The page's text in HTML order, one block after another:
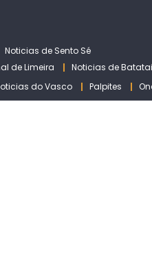
Noticias de Sento Sé
de Limeira Noticias de
do Vasco Palpites